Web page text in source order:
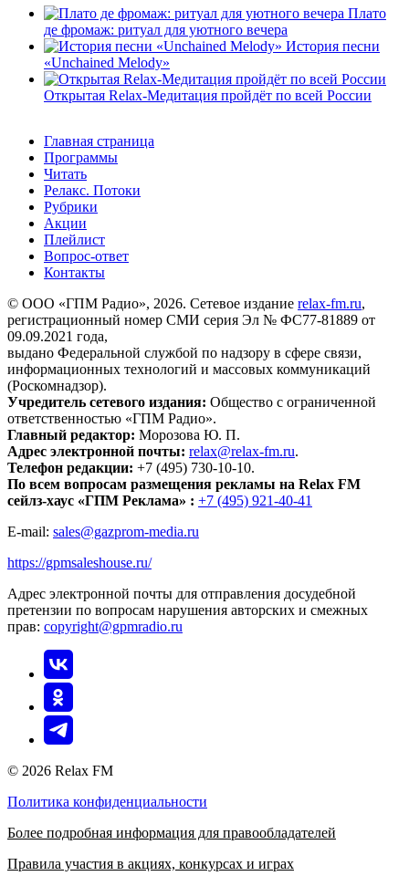
Плато
де фромаж: ритуал для уютного вечера
История песни
«Unchained Melody»
Открытая Relax-Медитация пройдёт по всей России
Главная страница
Программы
Читать
Релакс. Потоки
Рубрики
Акции
Плейлист
Вопрос-ответ
Контакты
© ООО «ГПМ Радио», 2026. Сетевое издание relax-fm.ru,
регистрационный номер СМИ серия Эл № ФС77-81889 от
09.09.2021 года,
выдано Федеральной службой по надзору в сфере связи,
информационных технологий и массовых коммуникаций
(Роскомнадзор).
Учредитель сетевого издания: Общество с ограниченной
ответственностью «ГПМ Радио».
Главный редактор: Морозова Ю. П.
Адрес электронной почты: relax@relax-fm.ru.
Телефон редакции: +7 (495) 730-10-10.
По всем вопросам размещения рекламы на Relax FM
сейлз-хаус «ГПМ Реклама» : +7 (495) 921-40-41
E-mail: sales@gazprom-media.ru
https://gpmsaleshouse.ru/
Адрес электронной почты для отправления досудебной
претензии по вопросам нарушения авторских и смежных
прав: copyright@gpmradio.ru
© 2026 Relax FM
Политика конфиденциальности
Более подробная информация для правообладателей
Правила участия в акциях, конкурсах и играх